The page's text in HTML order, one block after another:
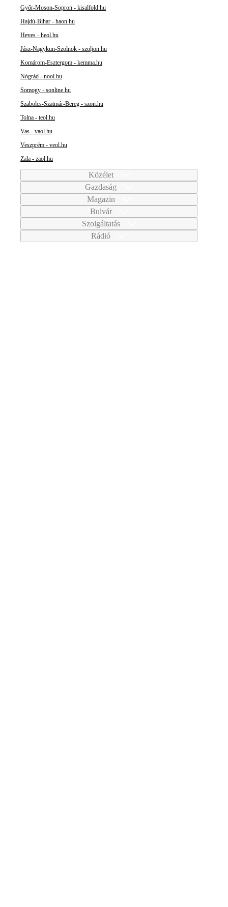
Győr-Moson-Sopron - kisalfold.hu
Hajdú-Bihar - haon.hu
Heves - heol.hu
Jász-Nagykun-Szolnok - szoljon.hu
Komárom-Esztergom - kemma.hu
Nógrád - nool.hu
Somogy - sonline.hu
Szabolcs-Szatmár-Bereg - szon.hu
Tolna - teol.hu
Vas - vaol.hu
Veszprém - veol.hu
Zala - zaol.hu
Közélet
Gazdaság
Magazin
Bulvár
Szolgáltatás
Rádió